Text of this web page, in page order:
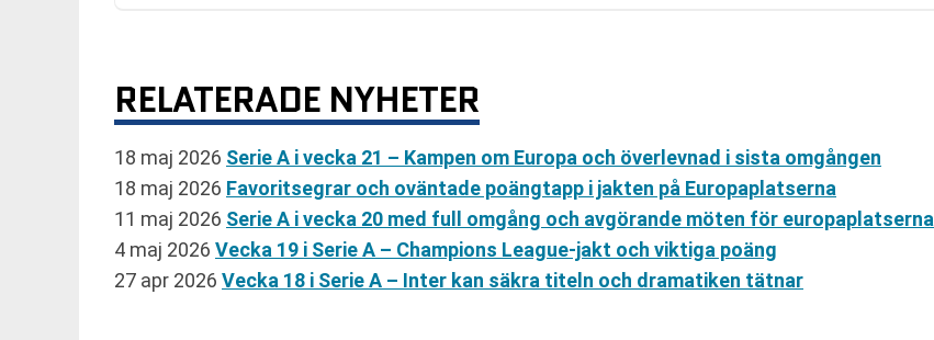
RELATERADE NYHETER
18 maj 2026 Serie A i vecka 21 – Kampen om Europa och överlevnad i sista omgången
18 maj 2026 Favoritsegrar och oväntade poängtapp i jakten på Europaplatserna
11 maj 2026 Serie A i vecka 20 med full omgång och avgörande möten för europaplatserna
4 maj 2026 Vecka 19 i Serie A – Champions League-jakt och viktiga poäng
27 apr 2026 Vecka 18 i Serie A – Inter kan säkra titeln och dramatiken tätnar